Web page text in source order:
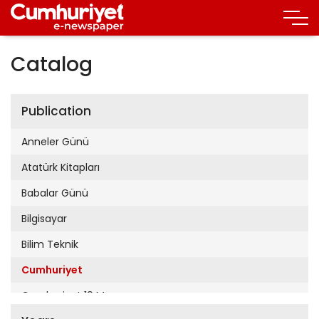
Catalog
Publication
Anneler Günü
Atatürk Kitapları
Babalar Günü
Bilgisayar
Bilim Teknik
Cumhuriyet
Cumhuriyet 19 Mayıs